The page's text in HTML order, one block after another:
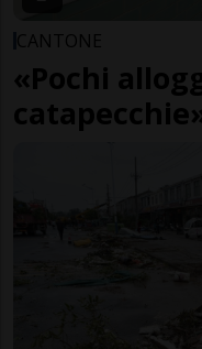
CANTONE
«Pochi